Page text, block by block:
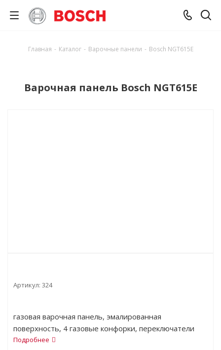
Главная - Каталог - Варочные панели - Bosch NGT615E
Варочная панель Bosch NGT615E
Артикул: 324
газовая варочная панель, эмалированная
поверхность, 4 газовые конфорки, переключатели
поворотные, электроподжиг, независимая
Подробнее